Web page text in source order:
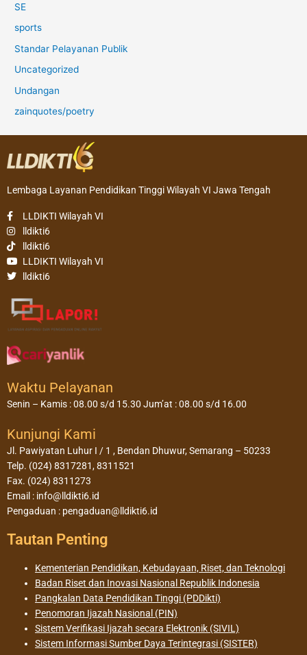
SE
sports
Standar Pelayanan Publik
Uncategorized
Undangan
zainquotes/poetry
Lembaga Layanan Pendidikan Tinggi Wilayah VI Jawa Tengah
LLDIKTI Wilayah VI
lldikti6
lldikti6
LLDIKTI Wilayah VI
lldikti6
Waktu Pelayanan
Senin – Kamis : 08.00 s/d 15.30 Jum’at : 08.00 s/d 16.00
Kunjungi Kami
Jl. Pawiyatan Luhur I / 1 , Bendan Dhuwur, Semarang – 50233
Telp. (024) 8317281, 8311521
Fax. (024) 8311273
Email : info@lldikti6.id
Pengaduan : pengaduan@lldikti6.id
Tautan Penting
Kementerian Pendidikan, Kebudayaan, Riset, dan Teknologi
Badan Riset dan Inovasi Nasional Republik Indonesia
Pangkalan Data Pendidikan Tinggi (PDDikti)
Penomoran Ijazah Nasional (PIN)
Sistem Verifikasi Ijazah secara Elektronik (SIVIL)
Sistem Informasi Sumber Daya Terintegrasi (SISTER)